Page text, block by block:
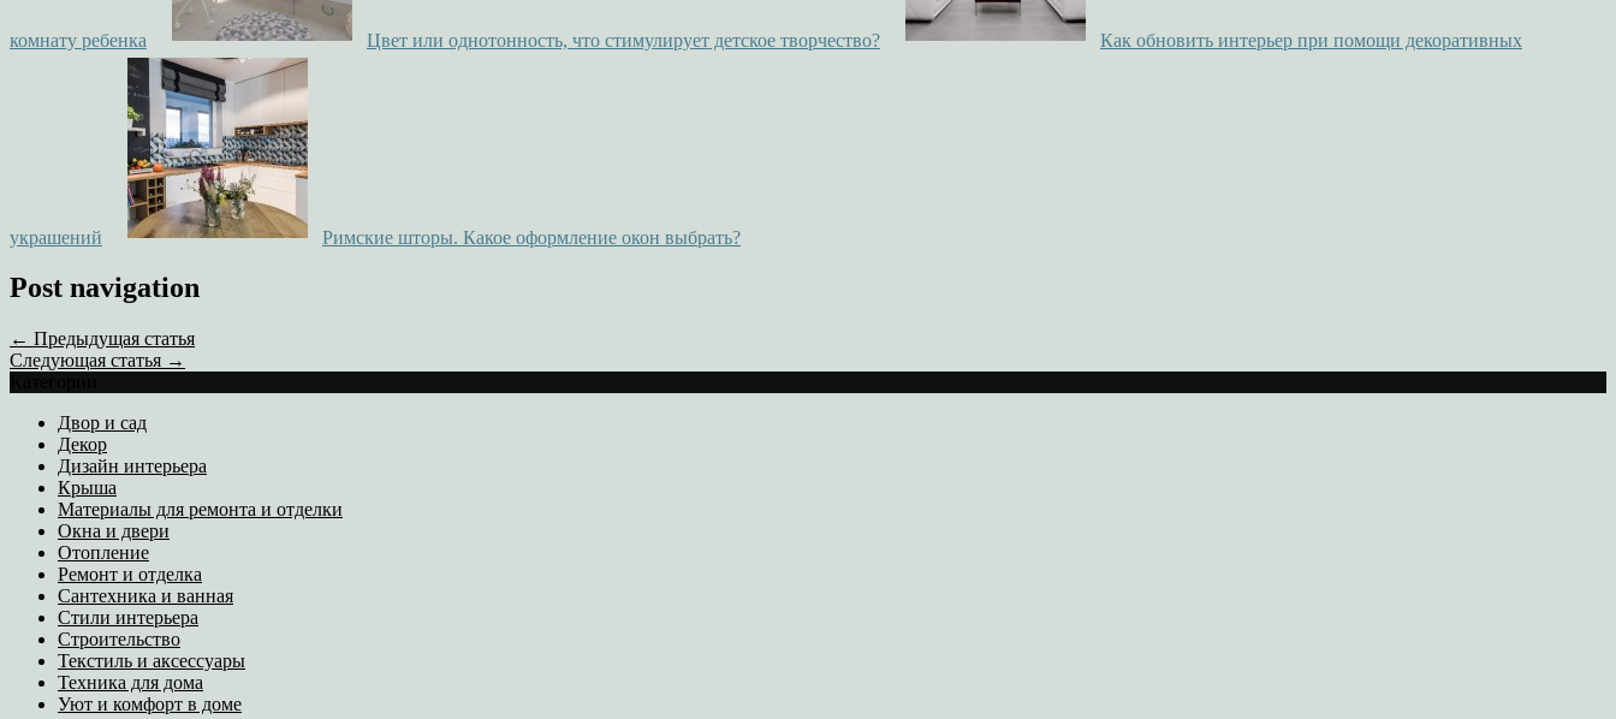
комнату ребенка Цвет или однотонность, что стимулирует детское творчество? Как обновить интерьер при помощи декоративных
украшений Римские шторы. Какое оформление окон выбрать?
Post navigation
← Предыдущая статья
Следующая статья →
Двор и сад
Декор
Дизайн интерьера
Крыша
Материалы для ремонта и отделки
Окна и двери
Отопление
Ремонт и отделка
Сантехника и ванная
Стили интерьера
Строительство
Текстиль и аксессуары
Техника для дома
Уют и комфорт в доме